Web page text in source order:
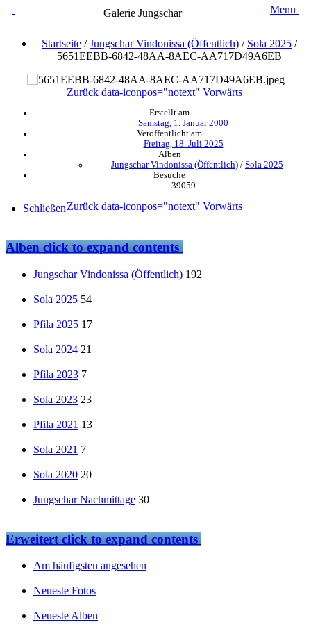
Galerie Jungschar Menu
Startseite /Jungschar Vindonissa (Öffentlich) / Sola 2025 /
5651EEBB-6842-48AA-8AEC-AA717D49A6EB
Zurück data-iconpos="notext" Vorwärts
Erstellt am
Samstag, 1. Januar 2000
Veröffentlicht am
Freitag, 18. Juli 2025
Alben
Jungschar Vindonissa (Öffentlich) / Sola 2025
Besuche
39059
Zurück data-iconpos="notext" Vorwärts
Schließen
Albenclick to expand contents
Jungschar Vindonissa (Öffentlich) 192
Sola 2025 54
Pfila 2025 17
Sola 2024 21
Pfila 2023 7
Sola 2023 23
Pfila 2021 13
Sola 2021 7
Sola 2020 20
Jungschar Nachmittage 30
Erweitertclick to expand contents
Am häufigsten angesehen
Neueste Fotos
Neueste Alben